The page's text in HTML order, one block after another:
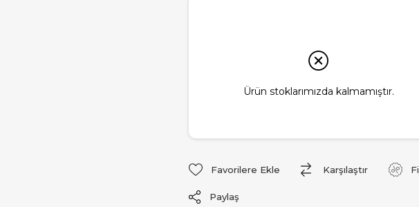
Ürün stoklarımızda kalmamıştır.
Favorilere Ekle Karşılaştır
Paylaş